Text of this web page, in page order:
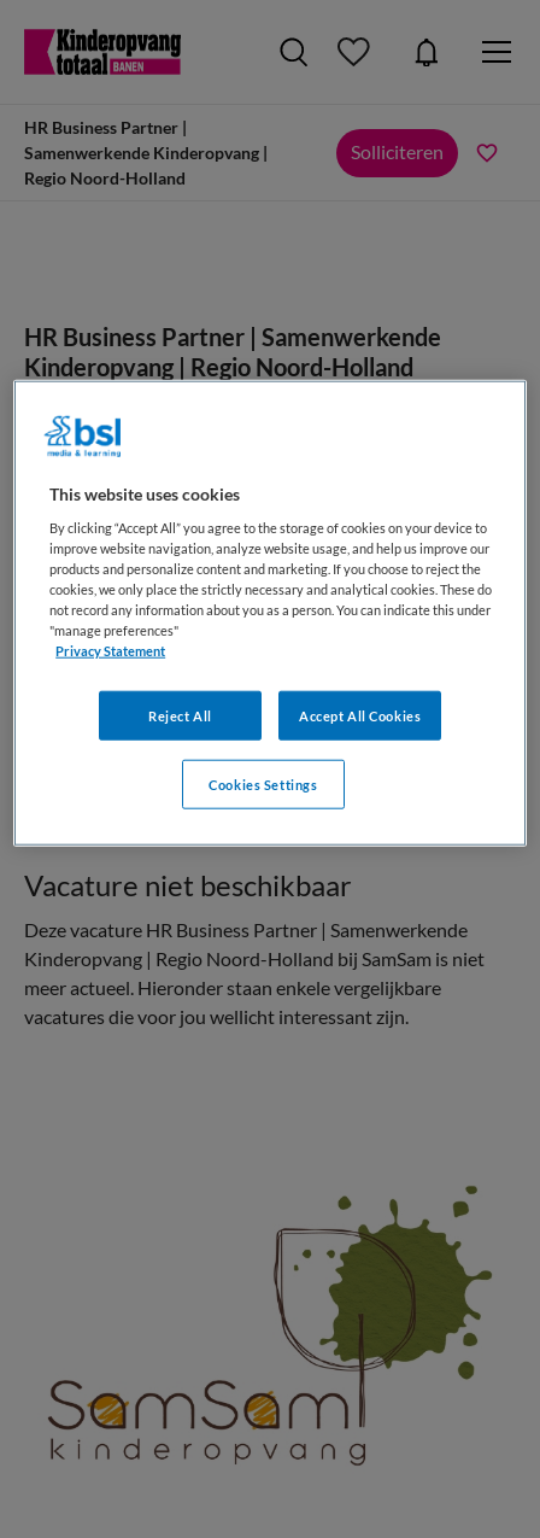
HR Business Partner |
Samenwerkende Kinderopvang |
Regio Noord-Holland
Solliciteren
HR Business Partner | Samenwerkende
Kinderopvang | Regio Noord-Holland
VAKGEBIED
Kinderopvang
FUNCTIE
HR manager
BRANCHE
Niet nader bepaald
HBO
DIENSTVERBAND
Fulltime
Vacature niet beschikbaar
Deze vacature HR Business Partner | Samenwerkende
Kinderopvang | Regio Noord-Holland bij SamSam is niet
meer actueel. Hieronder staan enkele vergelijkbare
vacatures die voor jou wellicht interessant zijn.
This website uses cookies
By clicking “Accept All” you agree to the storage of cookies on your device to
improve website navigation, analyze website usage, and help us improve our
products and personalize content and marketing. If you choose to reject the
cookies, we only place the strictly necessary and analytical cookies. These do
not record any information about you as a person. You can indicate this under
"manage preferences"
Privacy Statement
Reject All Accept All Cookies
Cookies Settings